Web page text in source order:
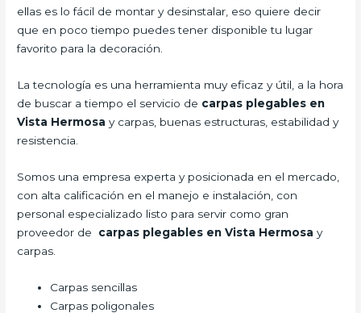
ellas es lo fácil de montar y desinstalar, eso quiere decir
que en poco tiempo puedes tener disponible tu lugar
favorito para la decoración.
La tecnología es una herramienta muy eficaz y útil, a la hora
de buscar a tiempo el servicio de carpas plegables en
Vista Hermosa y carpas, buenas estructuras, estabilidad y
resistencia.
Somos una empresa experta y posicionada en el mercado,
con alta calificación en el manejo e instalación, con
personal especializado listo para servir como gran
proveedor de carpas plegables en Vista Hermosa y
carpas.
Carpas sencillas
Carpas poligonales